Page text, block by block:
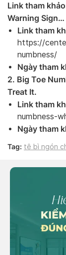
Link tham
Warning Sign…
Link tham
https://
numbness/
Ngày tham
2. Big Toe
Treat It.
Link tham
numbness-
Ngày tham
Tag: tê bì ngón